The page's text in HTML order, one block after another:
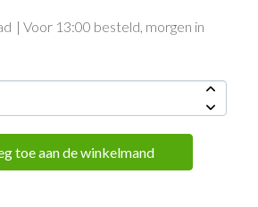
| Voor 13:00 besteld, morgen in
toe aan de winkelmand